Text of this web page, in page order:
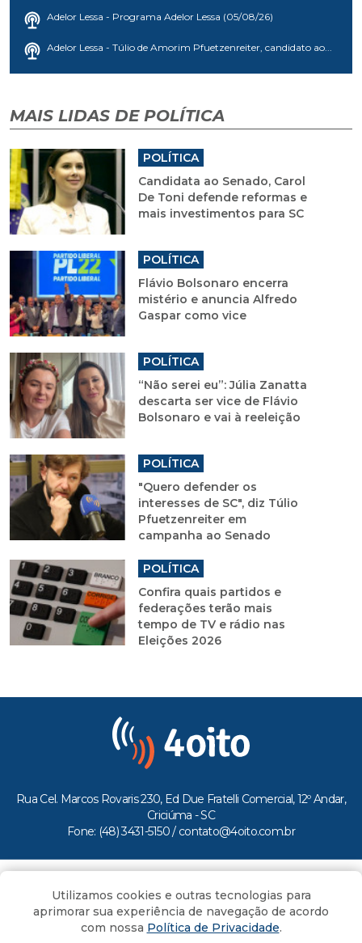
Adelor Lessa - Programa Adelor Lessa (05/08/26)
Adelor Lessa - Túlio de Amorim Pfuetzenreiter, candidato ao...
MAIS LIDAS DE POLÍTICA
POLÍTICA
Candidata ao Senado, Carol
De Toni defende reformas e
mais investimentos para SC
POLÍTICA
Flávio Bolsonaro encerra
mistério e anuncia Alfredo
Gaspar como vice
POLÍTICA
“Não serei eu”: Júlia Zanatta
descarta ser vice de Flávio
Bolsonaro e vai à reeleição
POLÍTICA
"Quero defender os
interesses de SC", diz Túlio
Pfuetzenreiter em
campanha ao Senado
POLÍTICA
Confira quais partidos e
federações terão mais
tempo de TV e rádio nas
Eleições 2026
Rua Cel. Marcos Rovaris 230, Ed Due Fratelli Comercial, 12º Andar,
Criciúma - SC
Fone: (48) 3431-5150 / contato@4oito.com.br
Todos os direitos reservados ao Portal 4oito
Utilizamos cookies e outras tecnologias para
aprimorar sua experiência de navegação de acordo
com nossa Política de Privacidade.